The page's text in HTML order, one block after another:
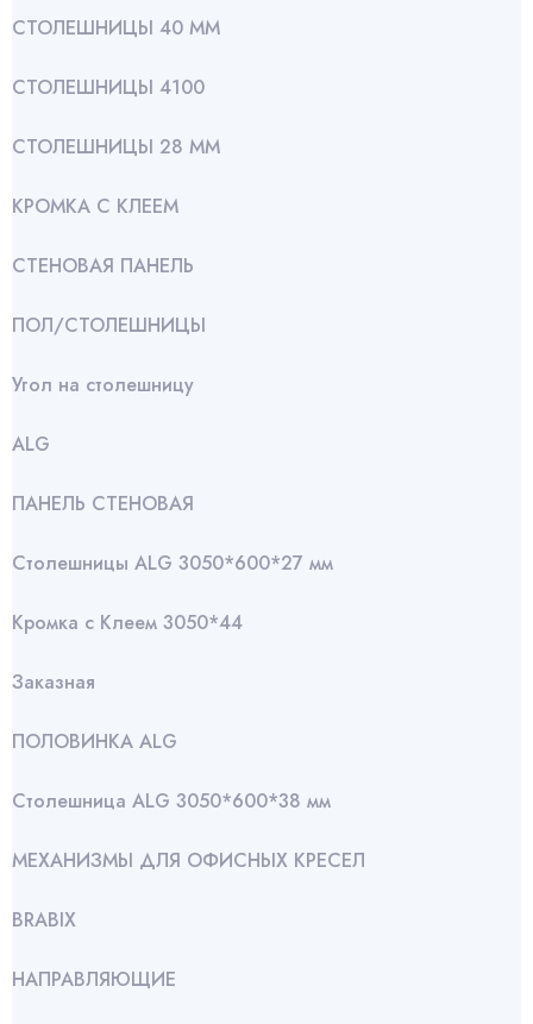
СТОЛЕШНИЦЫ 40 ММ
СТОЛЕШНИЦЫ 4100
СТОЛЕШНИЦЫ 28 ММ
КРОМКА С КЛЕЕМ
СТЕНОВАЯ ПАНЕЛЬ
ПОЛ/СТОЛЕШНИЦЫ
Угол на столешницу
АLG
ПАНЕЛЬ СТЕНОВАЯ
Столешницы ALG 3050*600*27 мм
Кромка с Клеем 3050*44
Заказная
ПОЛОВИНКА ALG
Столешница ALG 3050*600*38 мм
МЕХАНИЗМЫ ДЛЯ ОФИСНЫХ КРЕСЕЛ
BRABIX
НАПРАВЛЯЮЩИЕ